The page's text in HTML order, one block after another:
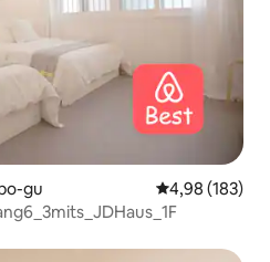
gu Gemiddelde
4,98 (183)